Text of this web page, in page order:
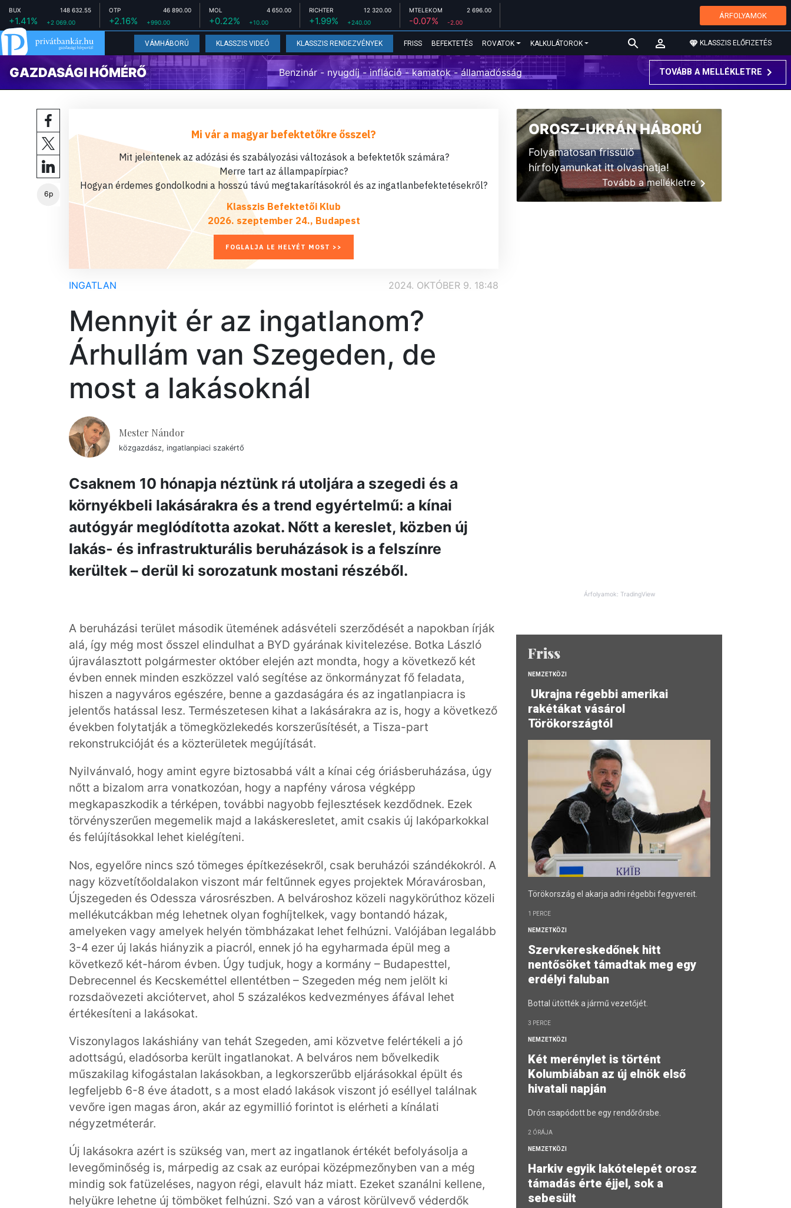
BUX 148 632.55
+1.41% +2 069.00
OTP 46 890.00
+2.16% +990.00
MOL 4 650.00
+0.22% +10.00
RICHTER 12 320.00
+1.99% +240.00
MTELEKOM 2 696.00
-0.07% -2.00
ÁRFOLYAMOK
VÁMHÁBORÚ KLASSZIS VIDEÓ KLASSZIS RENDEZVÉNYEK FRISS BEFEKTETÉS ROVATOK KALKULÁTOROK KLASSZIS ELŐFIZETÉS
GAZDASÁGI HŐMÉRŐ Benzinár - nyugdíj - infláció - kamatok - államadósság TOVÁBB A MELLÉKLETRE
6p
Mi vár a magyar befektetőkre ősszel?
Mit jelentenek az adózási és szabályozási változások a befektetők számára?
Merre tart az állampapírpiac?
Hogyan érdemes gondolkodni a hosszú távú megtakarításokról és az ingatlanbefektetésekről?
Klasszis Befektetői Klub
2026. szeptember 24., Budapest
FOGLALJA LE HELYÉT MOST >>
INGATLAN 2024. OKTÓBER 9. 18:48
Mennyit ér az ingatlanom?
Árhullám van Szegeden, de
most a lakásoknál
Mester Nándor
közgazdász, ingatlanpiaci szakértő
Csaknem 10 hónapja néztünk rá utoljára a szegedi és a
környékbeli lakásárakra és a trend egyértelmű: a kínai
autógyár meglódította azokat. Nőtt a kereslet, közben új
lakás- és infrastrukturális beruházások is a felszínre
kerültek – derül ki sorozatunk mostani részéből.
A beruházási terület második ütemének adásvételi szerződését a napokban írják
alá, így még most ősszel elindulhat a BYD gyárának kivitelezése. Botka László
újraválasztott polgármester október elején azt mondta, hogy a következő két
évben ennek minden eszközzel való segítése az önkormányzat fő feladata,
hiszen a nagyváros egészére, benne a gazdaságára és az ingatlanpiacra is
jelentős hatással lesz. Természetesen kihat a lakásárakra az is, hogy a következő
években folytatják a tömegközlekedés korszerűsítését, a Tisza-part
rekonstrukcióját és a közterületek megújítását.
Nyilvánvaló, hogy amint egyre biztosabbá vált a kínai cég óriásberuházása, úgy
nőtt a bizalom arra vonatkozóan, hogy a napfény városa végképp
megkapaszkodik a térképen, további nagyobb fejlesztések kezdődnek. Ezek
törvényszerűen megemelik majd a lakáskeresletet, amit csakis új lakóparkokkal
és felújításokkal lehet kielégíteni.
Nos, egyelőre nincs szó tömeges építkezésekről, csak beruházói szándékokról. A
nagy közvetítőoldalakon viszont már feltűnnek egyes projektek Móravárosban,
Újszegeden és Odessza városrészben. A belvároshoz közeli nagykörúthoz közeli
mellékutcákban még lehetnek olyan foghíjtelkek, vagy bontandó házak,
amelyeken vagy amelyek helyén tömbházakat lehet felhúzni. Valójában legalább
3-4 ezer új lakás hiányzik a piacról, ennek jó ha egyharmada épül meg a
következő két-három évben. Úgy tudjuk, hogy a kormány – Budapesttel,
Debrecennel és Kecskeméttel ellentétben – Szegeden még nem jelölt ki
rozsdaövezeti akciótervet, ahol 5 százalékos kedvezményes áfával lehet
értékesíteni a lakásokat.
Viszonylagos lakáshiány van tehát Szegeden, ami közvetve felértékeli a jó
adottságú, eladósorba került ingatlanokat. A belváros nem bővelkedik
műszakilag kifogástalan lakásokban, a legkorszerűbb eljárásokkal épült és
legfeljebb 6-8 éve átadott, s a most eladó lakások viszont jó eséllyel találnak
vevőre igen magas áron, akár az egymillió forintot is elérheti a kínálati
négyzetméterár.
Új lakásokra azért is szükség van, mert az ingatlanok értékét befolyásolja a
levegőminőség is, márpedig az csak az európai középmezőnyben van a még
mindig sok fatüzeléses, nagyon régi, elavult ház miatt. Ezeket szanálni kellene,
helyükre lehetne új tömböket felhúzni. Szó van a várost körülvevő véderdők
OROSZ-UKRÁN HÁBORÚ
Folyamatosan frissülő
hírfolyamunkat itt olvashatja!
Tovább a mellékletre
Árfolyamok: TradingView
Friss
NEMZETKÖZI
Ukrajna régebbi amerikai
rakétákat vásárol
Törökországtól
Törökország el akarja adni régebbi fegyvereit.
1 PERCE
NEMZETKÖZI
Szervkereskedőnek hitt
nentősöket támadtak meg egy
erdélyi faluban
Bottal ütötték a jármű vezetőjét.
3 PERCE
NEMZETKÖZI
Két merénylet is történt
Kolumbiában az új elnök első
hivatali napján
Drón csapódott be egy rendőrőrsbe.
2 ÓRÁJA
NEMZETKÖZI
Harkiv egyik lakótelepét orosz
támadás érte éjjel, sok a
sebesült